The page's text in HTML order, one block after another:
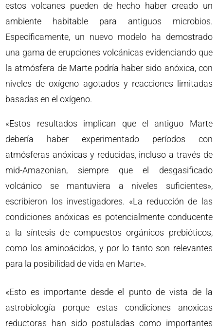
estos volcanes pueden de hecho haber creado un
ambiente habitable para antiguos microbios.
Específicamente, un nuevo modelo ha demostrado
una gama de erupciones volcánicas evidenciando que
la atmósfera de Marte podría haber sido anóxica, con
niveles de oxígeno agotados y reacciones limitadas
basadas en el oxígeno.
«Estos resultados implican que el antiguo Marte
debería haber experimentado períodos con
atmósferas anóxicas y reducidas, incluso a través de
mid-Amazonian, siempre que el desgasificado
volcánico se mantuviera a niveles suficientes»,
escribieron los investigadores. «La reducción de las
condiciones anóxicas es potencialmente conducente
a la síntesis de compuestos orgánicos prebióticos,
como los aminoácidos, y por lo tanto son relevantes
para la posibilidad de vida en Marte».
«Esto es importante desde el punto de vista de la
astrobiología porque estas condiciones anoxicas
reductoras han sido postuladas como importantes